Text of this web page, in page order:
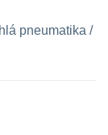
pneumatika /